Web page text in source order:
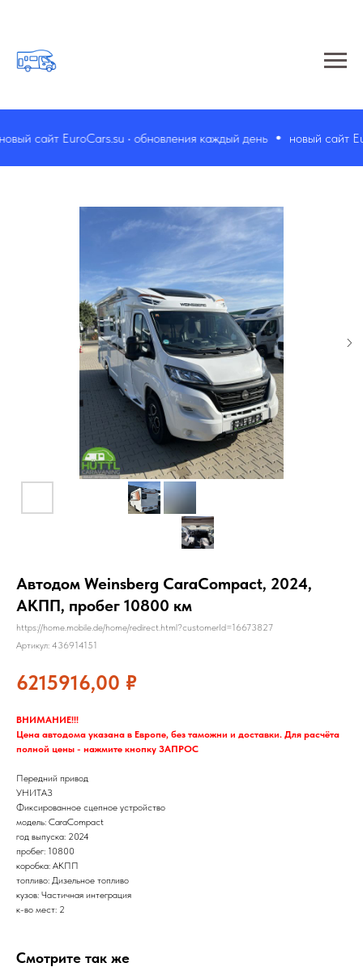
сайт EuroCars.su • обновления каждый день новый сайт
Автодом Weinsberg CaraCompact, 2024,
АКПП, пробег 10800 км
https://home.mobile.de/home/redirect.html?customerId=16673827
Артикул: 436914151
6215916,00 ₽
ВНИМАНИЕ!!!
Цена автодома указана в Европе, без таможни и доставки. Для расчёта
полной цены - нажмите кнопку ЗАПРОС
Передний привод
УНИТАЗ
Фиксированное сцепное устройство
модель: CaraCompact
год выпуска: 2024
пробег: 10800
коробка: АКПП
топливо: Дизельное топливо
кузов: Частичная интеграция
к-во мест: 2
Смотрите так же